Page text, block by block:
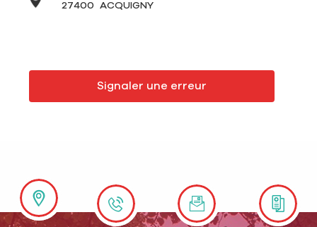
27400
ACQUIGNY
Signaler une erreur